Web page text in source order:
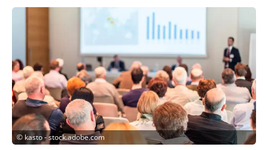
© kasto - stock.adobe.com